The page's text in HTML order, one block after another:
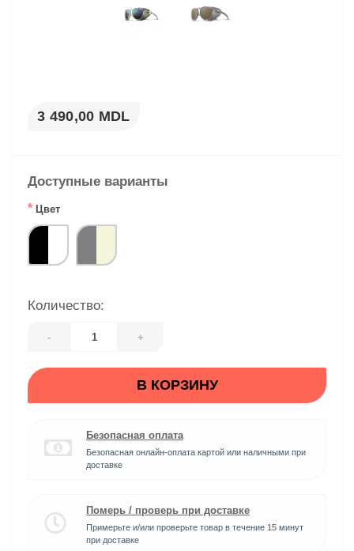
3 490,00 MDL
Доступные варианты
* Цвет
Количество:
- +
В КОРЗИНУ
Безопасная оплата
Безопасная онлайн-оплата картой или наличными при
доставке
Померь / проверь при доставке
Примерьте и/или проверьте товар в течение 15 минут
при доставке